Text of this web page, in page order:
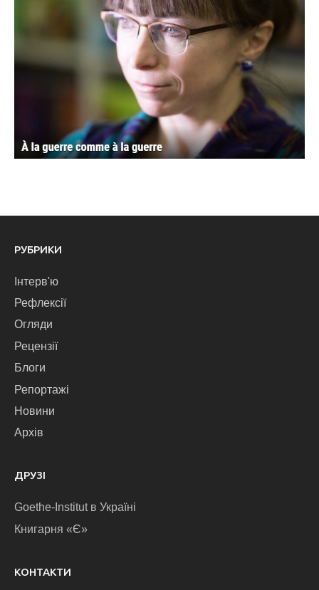
РУБРИКИ
Інтерв'ю
Рефлексії
Огляди
Рецензії
Блоги
Репортажі
Новини
Архів
ДРУЗІ
Goethe-Institut в Україні
Книгарня «Є»
КОНТАКТИ